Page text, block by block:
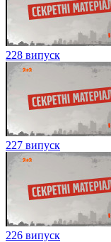
228 випуск
227 випуск
226 випуск